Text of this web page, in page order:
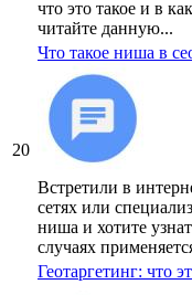
что это такое и в
читайте данную...
20
Что такое ниша в
Встретили в
сетях или
ниша и хотите
случаях
Геотаргетинг: что